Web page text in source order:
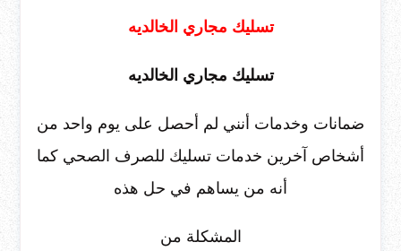
تسليك مجاري الخالديه
تسليك مجاري الخالديه
ضمانات وخدمات أنني لم أحصل على يوم واحد من
أشخاص آخرين خدمات تسليك للصرف الصحي كما
أنه من يساهم في حل هذه
المشكلة من